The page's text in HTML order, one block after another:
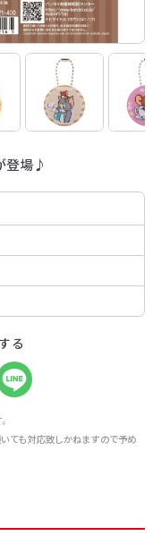
登場♪
る
ても対応致しかねますので予め